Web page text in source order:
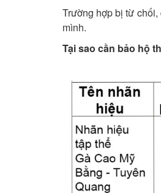
Trường hợp bị từ
mình.
Tại sao cần bảo hộ